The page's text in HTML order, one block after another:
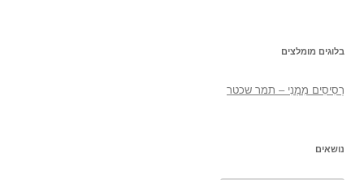
בלוגים מומלצים
רְסִיסִים מִמֶנִי – תמר שכטר
נושאים